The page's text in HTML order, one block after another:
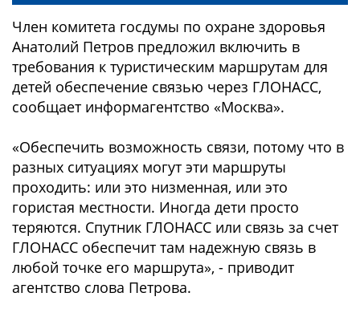
Член комитета госдумы по охране здоровья
Анатолий Петров предложил включить в
требования к туристическим маршрутам для
детей обеспечение связью через ГЛОНАСС,
сообщает информагентство «Москва».
«Обеспечить возможность связи, потому что в
разных ситуациях могут эти маршруты
проходить: или это низменная, или это
гористая местности. Иногда дети просто
теряются. Спутник ГЛОНАСС или связь за счет
ГЛОНАСС обеспечит там надежную связь в
любой точке его маршрута», - приводит
агентство слова Петрова.